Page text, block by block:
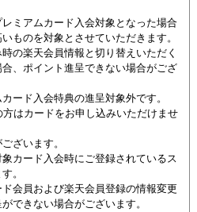
ミアムカード入会対象となった場合
ものを対象とさせていただきます。
の楽天会員情報と切り替えいただく
、ポイント進呈できない場合がござ
ード入会特典の進呈対象外です。
はカードをお申し込みいただけませ
ざいます。
カード入会時にご登録されているス
。
会員および楽天会員登録の情報変更
できない場合がございます。